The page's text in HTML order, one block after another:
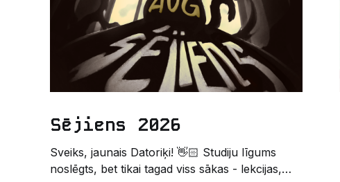
Sējiens 2026
Sveiks, jaunais Datoriķi! 👋🏻 Studiju līgums
noslēgts, bet tikai tagad viss sākas - lekcijas,